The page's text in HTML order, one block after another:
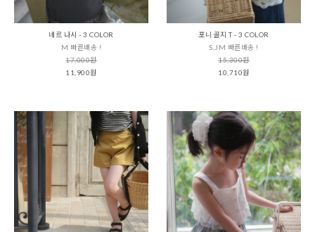
네르 나시 - 3 COLOR
M 빠른배송 !
17,000원
11,900원
포니 골지 T - 3 COLOR
S,JM 빠른배송 !
15,300원
10,710원